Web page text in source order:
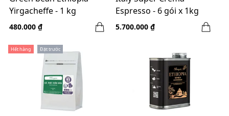
Yirgacheffe - 1 kg
480.000 ₫
Espresso - 6 gói x 1kg
Whole bean
5.700.000 ₫
Hết hàng Đặt trước